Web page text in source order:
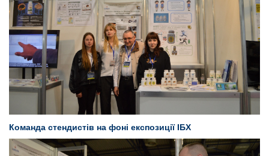
Команда стендистів на фоні експозиції ІБХ